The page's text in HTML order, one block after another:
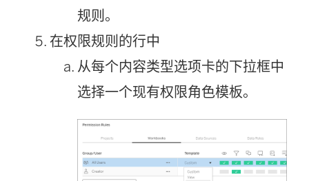
规则。
在权限规则的行中
从每个内容类型选项卡的下拉框中
选择一个现有权限角色模板。